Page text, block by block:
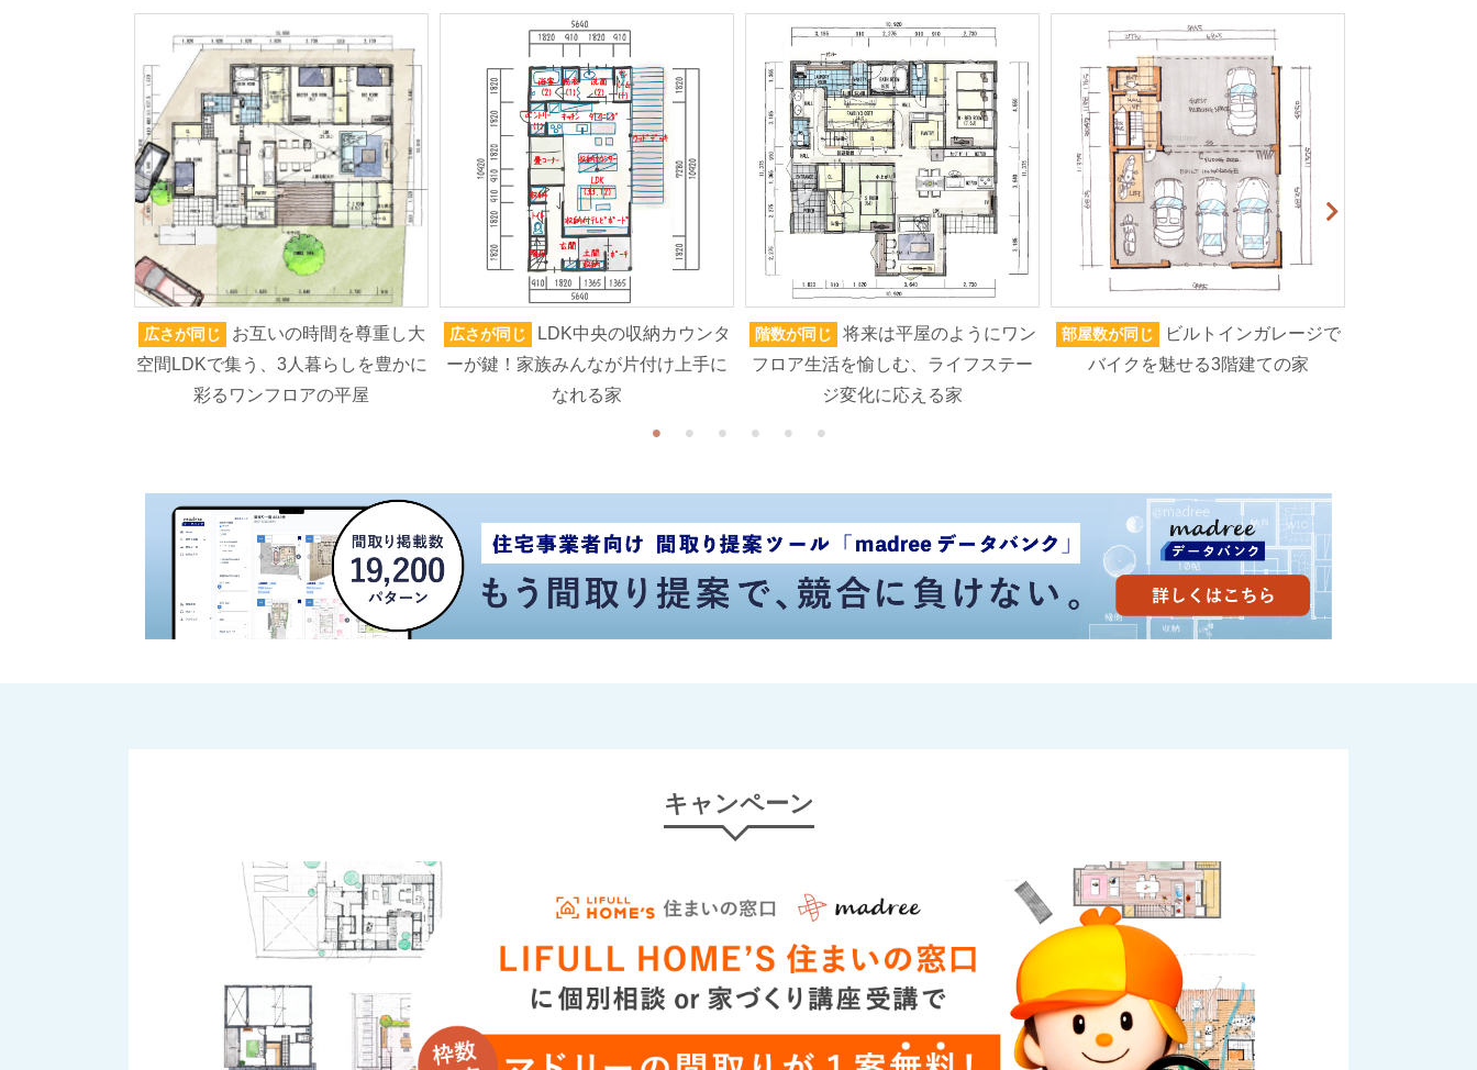
広さが同じ
お互いの時間を尊重し大
空間LDKで集う、3人暮らしを豊かに
彩るワンフロアの平屋
広さが同じ
LDK中央の収納カウンタ
ーが鍵！家族みんなが片付け上手に
なれる家
階数が同じ
将来は平屋のようにワン
フロア生活を愉しむ、ライフステー
ジ変化に応える家
部屋数が同じ
ビルトインガレージで
バイクを魅せる3階建ての家
キャンペーン